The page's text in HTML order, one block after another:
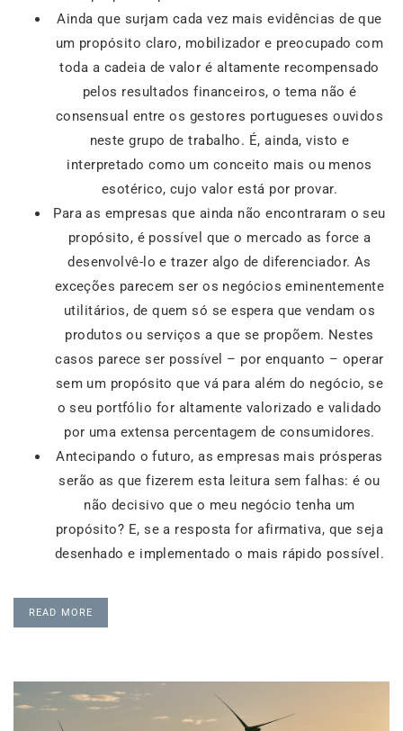
Ainda que surjam cada vez mais evidências de que
um propósito claro, mobilizador e preocupado com
toda a cadeia de valor é altamente recompensado
pelos resultados financeiros, o tema não é
consensual entre os gestores portugueses ouvidos
neste grupo de trabalho. É, ainda, visto e
interpretado como um conceito mais ou menos
esotérico, cujo valor está por provar.
Para as empresas que ainda não encontraram o seu
propósito, é possível que o mercado as force a
desenvolvê-lo e trazer algo de diferenciador. As
exceções parecem ser os negócios eminentemente
utilitários, de quem só se espera que vendam os
produtos ou serviços a que se propõem. Nestes
casos parece ser possível – por enquanto – operar
sem um propósito que vá para além do negócio, se
o seu portfólio for altamente valorizado e validado
por uma extensa percentagem de consumidores.
Antecipando o futuro, as empresas mais prósperas
serão as que fizerem esta leitura sem falhas: é ou
não decisivo que o meu negócio tenha um
propósito? E, se a resposta for afirmativa, que seja
desenhado e implementado o mais rápido possível.
READ MORE